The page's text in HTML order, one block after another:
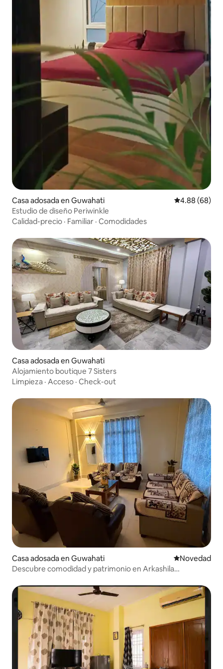
Casa adosada en Guwahati Calificación
4.88 (68)
Estudio de diseño Periwinkle
Calidad-precio · Familiar · Comodidades
Casa adosada en Guwahati
Alojamiento boutique 7 Sisters
Limpieza · Acceso · Check-out
Casa adosada en Guwahati Lugar para
Novedad
Descubre comodidad y patrimonio en Arkashila